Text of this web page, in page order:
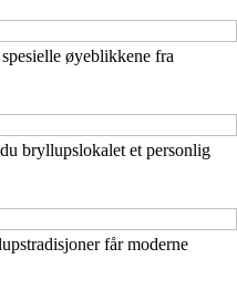
øyeblikkene fra
bryllupslokalet et personlig
får moderne